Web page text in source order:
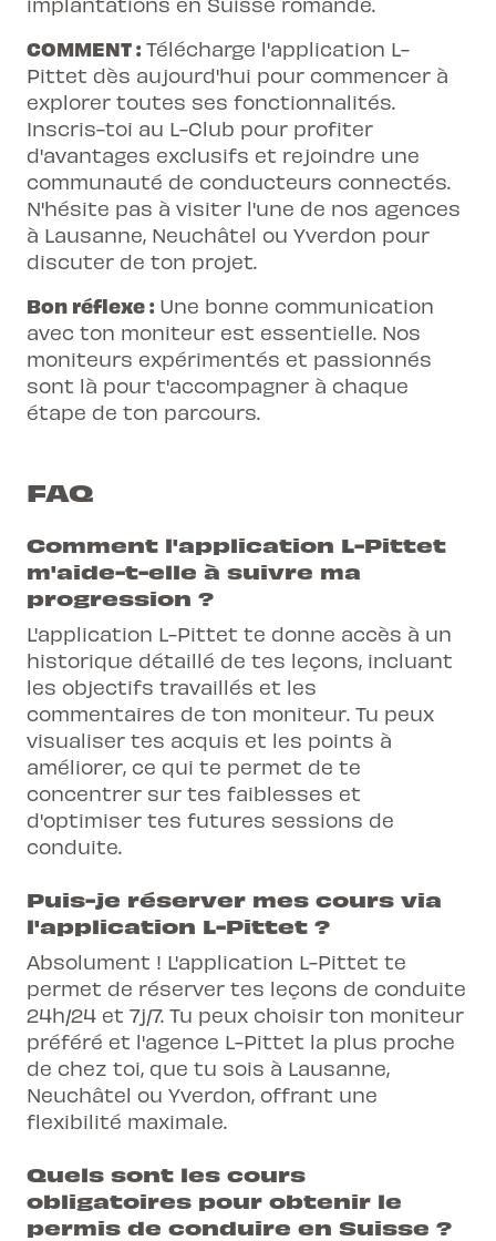
COMMENT : Télécharge l'application L-
Pittet dès aujourd'hui pour commencer à
explorer toutes ses fonctionnalités.
Inscris-toi au L-Club pour profiter
d'avantages exclusifs et rejoindre une
communauté de conducteurs connectés.
N'hésite pas à visiter l'une de nos agences
à Lausanne, Neuchâtel ou Yverdon pour
discuter de ton projet.
Bon réflexe : Une bonne communication
avec ton moniteur est essentielle. Nos
moniteurs expérimentés et passionnés
sont là pour t'accompagner à chaque
étape de ton parcours.
FAQ
Comment l'application L-Pittet
m'aide-t-elle à suivre ma
progression ?
L'application L-Pittet te donne accès à un
historique détaillé de tes leçons, incluant
les objectifs travaillés et les
commentaires de ton moniteur. Tu peux
visualiser tes acquis et les points à
améliorer, ce qui te permet de te
concentrer sur tes faiblesses et
d'optimiser tes futures sessions de
conduite.
Puis-je réserver mes cours via
l'application L-Pittet ?
Absolument ! L'application L-Pittet te
permet de réserver tes leçons de conduite
24h/24 et 7j/7. Tu peux choisir ton moniteur
préféré et l'agence L-Pittet la plus proche
de chez toi, que tu sois à Lausanne,
Neuchâtel ou Yverdon, offrant une
flexibilité maximale.
Quels sont les cours
obligatoires pour obtenir le
permis de conduire en Suisse ?